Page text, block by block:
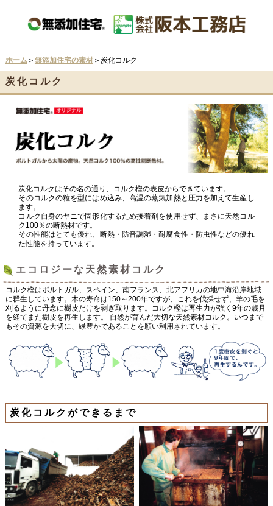
ホーム ＞ 無添加住宅の素材＞炭化コルク
炭化コルク
炭化コルクはその名の通り、コルク樫の表皮からできています。
そのコルクの粒を型にはめ込み、高温の蒸気加熱と圧力を加えて生産し
ます。
コルク自身のヤニで固形化するため接着剤を使用せず、まさに天然コル
ク100％の断熱材です。
その性能はとても優れ、断熱・防音調湿・耐腐食性・防虫性などの優れ
た性能を持っています。
エコロジーな天然素材コルク
コルク樫はポルトガル、スペイン、南フランス、北アフリカの地中海沿岸地域
に群生しています。木の寿命は150～200年ですが、これを伐採せず、羊の毛を
刈るように丹念に樹皮だけを剥ぎ取ります。コルク樫は再生力が強く9年の歳月
を経てまた樹皮を再生します。 自然が育んだ大切な天然素材コルク。いつまで
もその資源を大切に、緑豊かであることを願い利用されています。
炭化コルクができるまで